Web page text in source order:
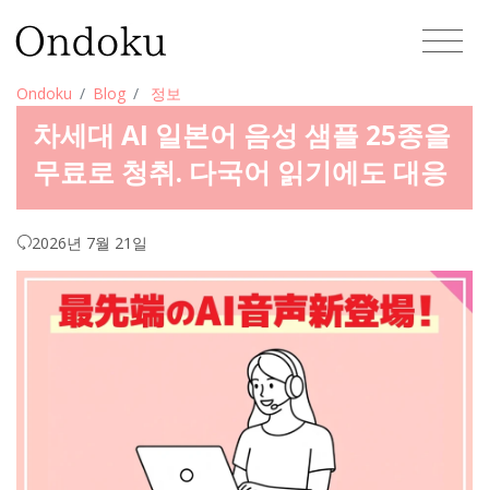
Ondoku Blog 정보
차세대 AI 일본어 음성 샘플 25종을
무료로 청취. 다국어 읽기에도 대응
2026년 7월 21일